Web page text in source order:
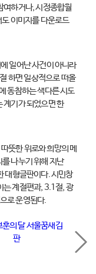
여하거나, 시정종합월
이미지를 다운로드
일어난 사건이 아니라
하면 일상적으로 떠올
동참하는 색다른 시도
계기가 되었으면 한
뜻한 위로와 희망의 메
나누기 위해 지난
대형글판이다. 시민창
는 계절편과, 3.1절, 광
로 운영된다.